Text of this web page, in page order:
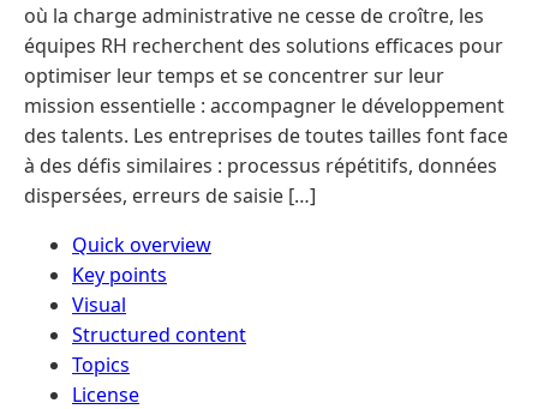
où la charge administrative ne cesse de croître, les
équipes RH recherchent des solutions efficaces pour
optimiser leur temps et se concentrer sur leur
mission essentielle : accompagner le développement
des talents. Les entreprises de toutes tailles font face
à des défis similaires : processus répétitifs, données
dispersées, erreurs de saisie […]
Quick overview
Key points
Visual
Structured content
Topics
License